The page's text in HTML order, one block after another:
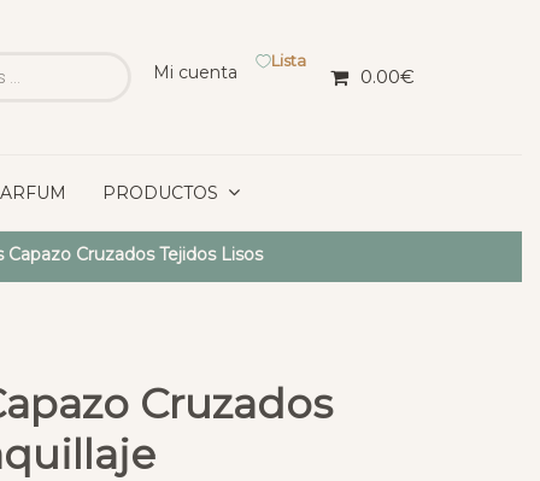
Mi cuenta
Lista
0.00€
PRODUCTOS
Capazo Cruzados Tejidos Lisos
Cruzados